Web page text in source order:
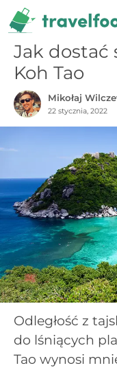
Przejdź
do
treści
Jak dostać
Koh Tao
Mikołaj
22 stycznia, 2022
Odległość z
do lśniących
Tao wynosi